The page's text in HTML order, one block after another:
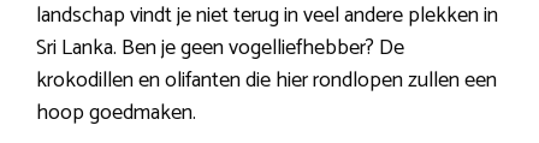
landschap vindt je niet terug in veel andere plekken in
Sri Lanka. Ben je geen vogelliefhebber? De
krokodillen en olifanten die hier rondlopen zullen een
hoop goedmaken.